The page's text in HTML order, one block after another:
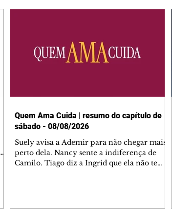
Quem Ama Cuida | resumo do capítulo de
sábado - 08/08/2026
Suely avisa a Ademir para não chegar mais
perto dela. Nancy sente a indiferença de
Camilo. Tiago diz a Ingrid que ela não tem